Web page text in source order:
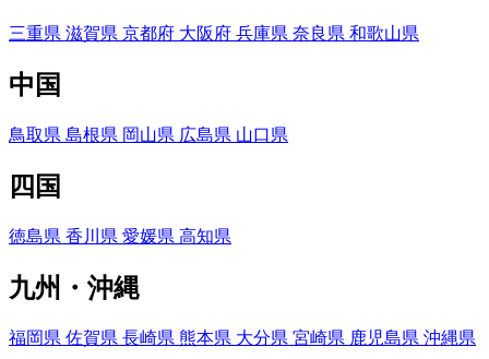
三重県 滋賀県 京都府 大阪府 兵庫県 奈良県 和歌山県
中国
鳥取県 島根県 岡山県 広島県 山口県
四国
徳島県 香川県 愛媛県 高知県
九州・沖縄
福岡県 佐賀県 長崎県 熊本県 大分県 宮崎県 鹿児島県 沖縄県